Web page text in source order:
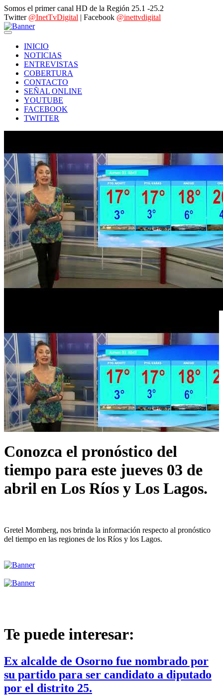
Somos el primer canal HD de la Región 25.1 -25.2
Twitter @InetTvDigital | Facebook @inettvdigital
INICIO
NOTICIAS
ENTREVISTAS
COBERTURA
CONTACTO
SEÑAL ONLINE
YOUTUBE
FACEBOOK
TWITTER
Conozca el pronóstico del
tiempo para este jueves 03 de
abril en Los Ríos y Los Lagos.
Gretel Momberg, nos brinda la información respecto al pronóstico
del tiempo en las regiones de los Ríos y los Lagos.
Te puede interesar:
Ex alcalde de Osorno fue nombrado por
su partido para ser candidato a diputado
por el distrito 25.